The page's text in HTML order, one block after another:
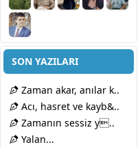
SON YAZILARI
Zaman akar, anılar k..
Acı, hasret ve kayb&..
Zamanın sessiz y..
Yalan...